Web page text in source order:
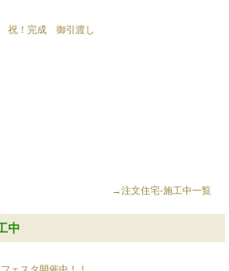
！完成 御引渡し
→注文住宅-施工中一覧
中